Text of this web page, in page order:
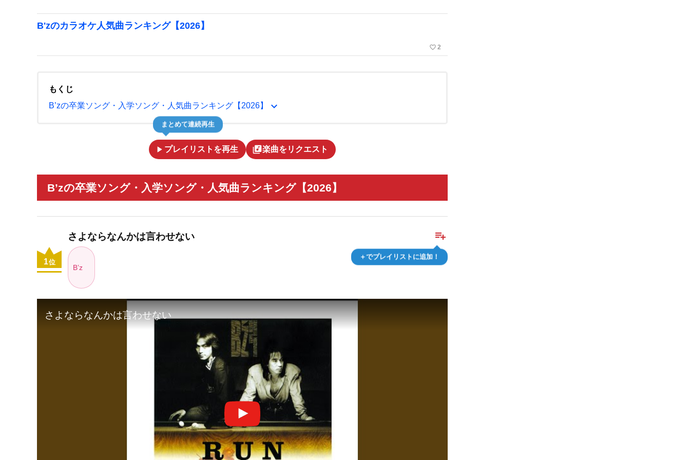
B'zのカラオケ人気曲ランキング【2026】
favorite_border 2
もくじ
B’zの卒業ソング・入学ソング・人気曲ランキング【2026】
expand_more
play_arrow プレイリストを再生
まとめて連続再生
library_music楽曲をリクエスト
B’zの卒業ソング・入学ソング・人気曲ランキング【2026】
playlist_add
＋でプレイリストに追加！
さよならなんかは言わせない
B’z
1位
さよならなんかは言わせない